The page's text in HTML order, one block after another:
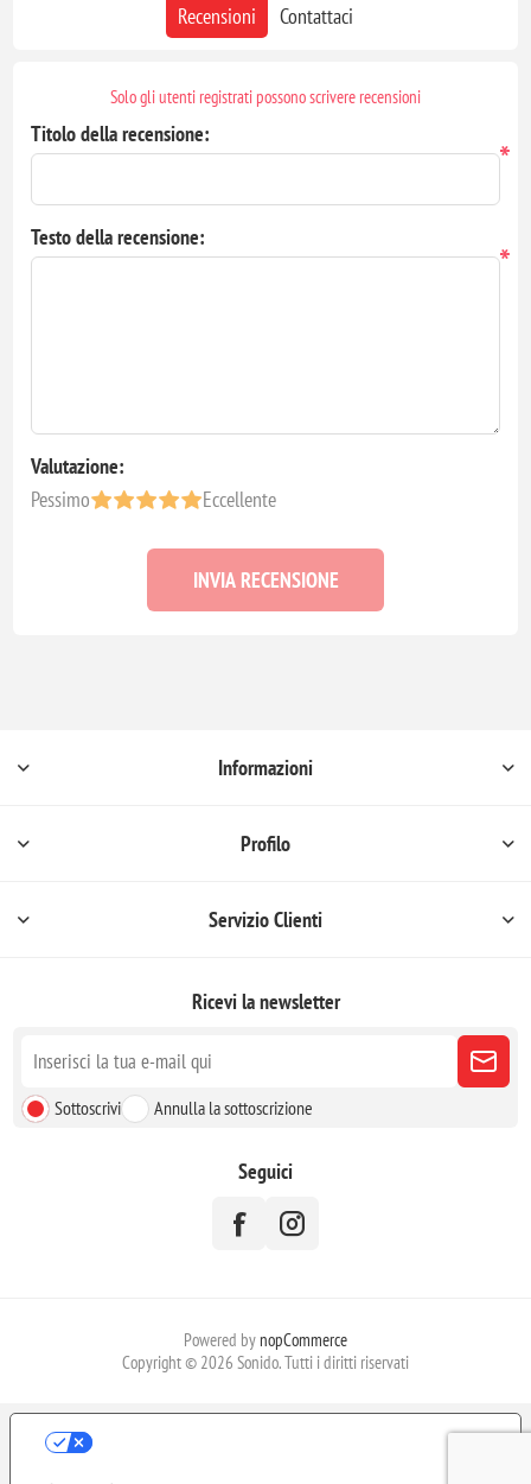
Recensioni Contattaci
Solo gli utenti registrati possono scrivere recensioni
Titolo della recensione:
*
Testo della recensione:
*
Valutazione:
Pessimo
Eccellente
INVIA RECENSIONE
Informazioni
Profilo
Servizio Clienti
Ricevi la newsletter
Sottoscrivi Annulla la sottoscrizione
Seguici
Powered by nopCommerce
Copyright © 2026 Sonido. Tutti i diritti riservati
LE TUE PREFERENZE RELATIVE ALLA